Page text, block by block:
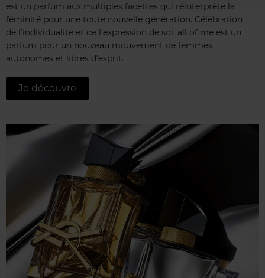
est un parfum aux multiples facettes qui réinterprète la
féminité pour une toute nouvelle génération. Célébration
de l’individualité et de l’expression de soi, all of me est un
parfum pour un nouveau mouvement de femmes
autonomes et libres d’esprit.
Je découvre